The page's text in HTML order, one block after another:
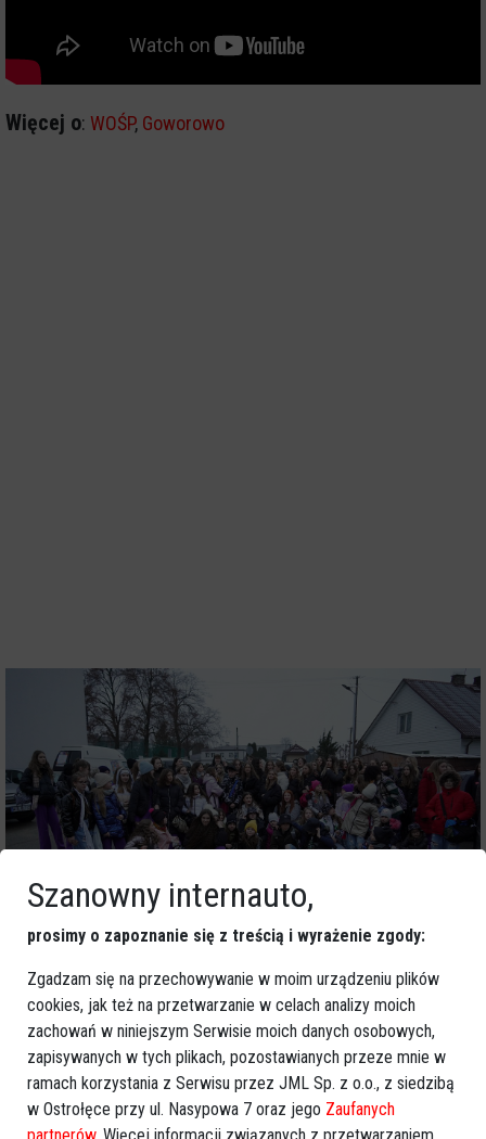
Więcej o: WOŚP, Goworowo
Szanowny internauto,
prosimy o zapoznanie się z treścią i wyrażenie zgody:
Zgadzam się na przechowywanie w moim urządzeniu plików
cookies, jak też na przetwarzanie w celach analizy moich
zachowań w niniejszym Serwisie moich danych osobowych,
zapisywanych w tych plikach, pozostawianych przeze mnie w
ramach korzystania z Serwisu przez JML Sp. z o.o., z siedzibą
w Ostrołęce przy ul. Nasypowa 7 oraz jego Zaufanych